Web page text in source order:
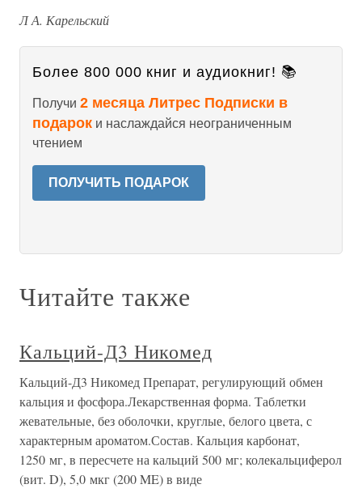
Л А. Карельский
Более 800 000 книг и аудиокниг! 📚
Получи 2 месяца Литрес Подписки в
подарок и наслаждайся неограниченным
чтением
ПОЛУЧИТЬ ПОДАРОК
Читайте также
Кальций-Д3 Никомед
Кальций-Д3 Никомед Препарат, регулирующий обмен
кальция и фосфора.Лекарственная форма. Таблетки
жевательные, без оболочки, круглые, белого цвета, с
характерным ароматом.Состав. Кальция карбонат,
1250 мг, в пересчете на кальций 500 мг; колекальциферол
(вит. D), 5,0 мкг (200 ME) в виде